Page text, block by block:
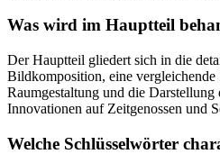
Was wird im Hauptteil
Der Hauptteil gliedert sich in die
Bildkomposition, eine vergleichende
Raumgestaltung und die
Innovationen auf Zeitgenossen und
Welche Schlüsselwörter